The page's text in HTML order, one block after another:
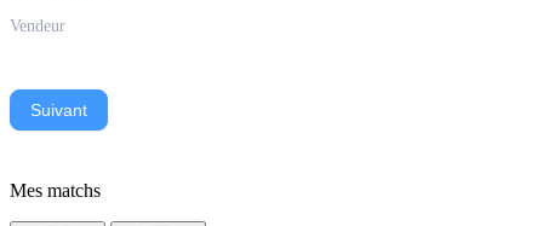
Vendeur
Suivant
Mes matchs